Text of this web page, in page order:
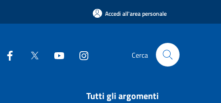
Accedi all'area personale
Cerca
Tutti gli argomenti